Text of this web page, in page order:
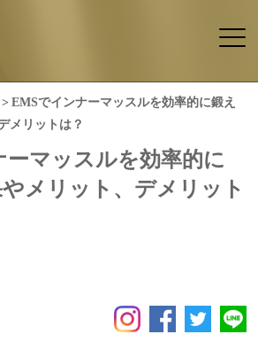
EMSでインナーマッスルを効率的に鍛え
メリットは？
ーマッスルを効率的に
メリット、デメリット